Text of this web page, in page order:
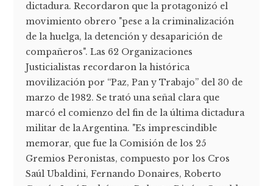
dictadura. Recordaron que la protagonizó el
movimiento obrero "pese a la criminalización
de la huelga, la detención y desaparición de
compañeros". Las 62 Organizaciones
Justicialistas recordaron la histórica
movilización por “Paz, Pan y Trabajo” del 30 de
marzo de 1982. Se trató una señal clara que
marcó el comienzo del fin de la última dictadura
militar de la Argentina. "Es imprescindible
memorar, que fue la Comisión de los 25
Gremios Peronistas, compuesto por los Cros
Saúl Ubaldini, Fernando Donaires, Roberto